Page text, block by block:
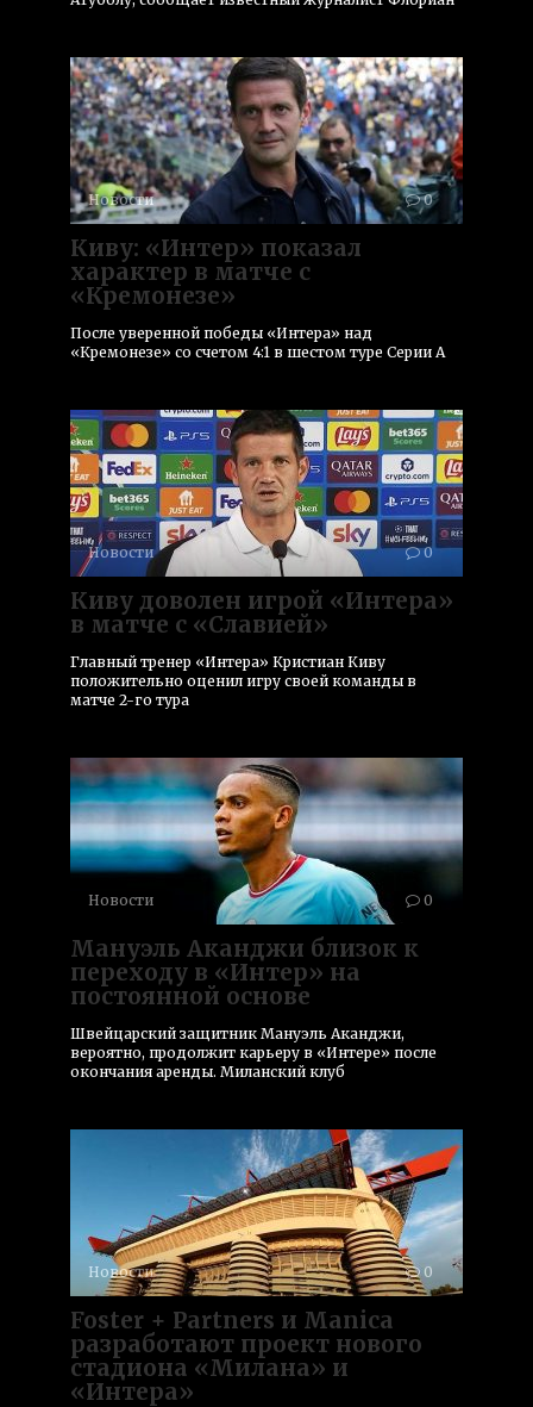
Новости 0
Киву: «Интер» показал
характер в матче с
«Кремонезе»
После уверенной победы «Интера» над
«Кремонезе» со счетом 4:1 в шестом туре Серии А
Новости 0
Киву доволен игрой «Интера»
в матче с «Славией»
Главный тренер «Интера» Кристиан Киву
положительно оценил игру своей команды в
матче 2-го тура
Новости 0
Мануэль Аканджи близок к
переходу в «Интер» на
постоянной основе
Швейцарский защитник Мануэль Аканджи,
вероятно, продолжит карьеру в «Интере» после
окончания аренды. Миланский клуб
Новости 0
Foster + Partners и Manica
разработают проект нового
стадиона «Милана» и
«Интера»